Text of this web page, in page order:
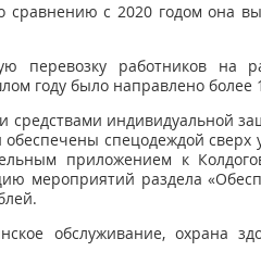
сравнению с 2020 годом она
перевозку работников на
году было направлено более
средствами индивидуальной
спецодеждой
приложением к
мероприятий раздела
обслуживание, охрана